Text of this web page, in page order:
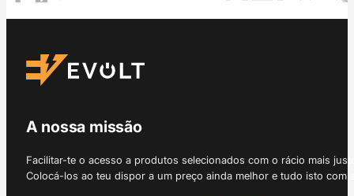
A nossa missão
Facilitar-te o acesso a produtos selecionados com o rácio mais
Colocá-los ao teu dispor a um preço ainda melhor e tudo isto